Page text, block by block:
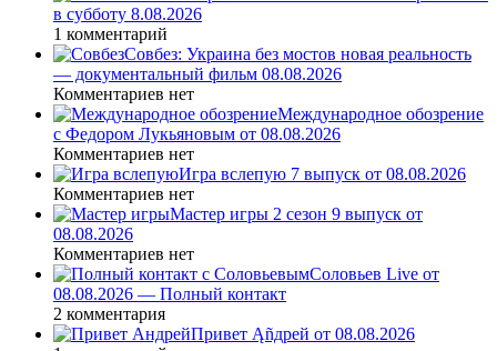
в субботу 8.08.2026
1 комментарий
Совбез: Украина без мостов новая реальность
— документальный фильм 08.08.2026
Комментариев нет
Международное обозрение
с Федором Лукьяновым от 08.08.2026
Комментариев нет
Игра вслепую 7 выпуск от 08.08.2026
Комментариев нет
Мастер игры 2 сезон 9 выпуск от
08.08.2026
Комментариев нет
Соловьев Live от
08.08.2026 — Полный контакт
2 комментария
Привет Ąñдpей от 08.08.2026